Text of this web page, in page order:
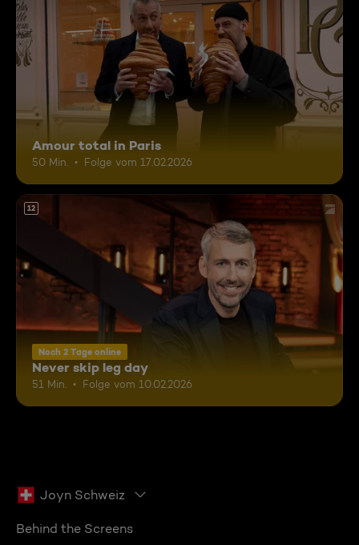
Amour total in Paris
50 Min. Folge vom 17.02.2026
12
Noch 2 Tage online
Never skip leg day
51 Min. Folge vom 10.02.2026
Joyn Schweiz
Behind the Screens